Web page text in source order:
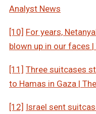
Analyst News
[10] For years,
blown up in our faces
[11] Three suitcases
to Hamas in Gaza |
[12] Israel sent